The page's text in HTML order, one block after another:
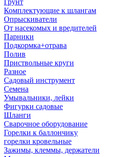
Грунт
Комплектующие к шлангам
Опрыскиватели
От насекомых и вредителей
Парники
Подкормка+отрава
Полив
Приствольные круги
Разное
Садовый инструмент
Семена
Умывальники, лейки
Фигурки садовые
Шланги
Сварочное оборудование
Горелки к баллончику
горелки кровельные
Зажимы, клеммы, держатели